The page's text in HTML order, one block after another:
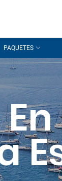
PAQUETES